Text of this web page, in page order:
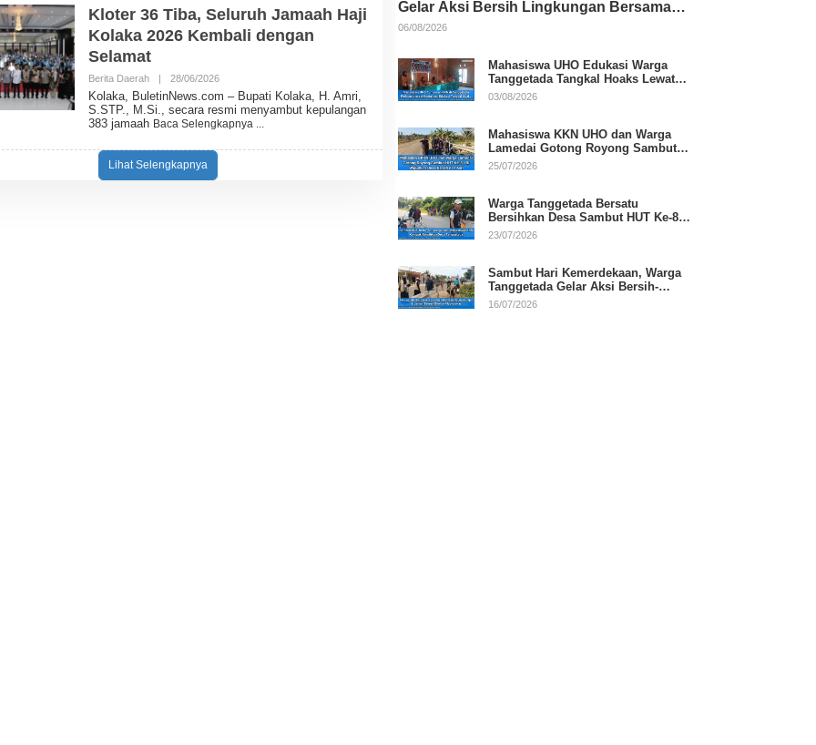
T
I
W
S
Kloter 36 Tiba, Seluruh Jamaah Haji
Kolaka 2026 Kembali dengan
Selamat
Berita Daerah | 28/06/2026O
E
H
B
Kolaka, BuletinNews.com – Bupati Kolaka, H. Amri,
S.STP., M.Si., secara resmi menyambut kepulangan
383 jamaah Baca Selengkapnya
Lihat Selengkapnya
Gelar Aksi Bersih Lingkungan Bersama
TNI-Polri
06/08/2026
Mahasiswa UHO Edukasi Warga
Tanggetada Tangkal Hoaks Lewat
Program Literasi
03/08/2026
Mahasiswa KKN UHO dan Warga
Lamedai Gotong Royong Sambut
HUT Ke-81 RI
25/07/2026
Warga Tanggetada Bersatu
Bersihkan Desa Sambut HUT Ke-81
RI
23/07/2026
Sambut Hari Kemerdekaan, Warga
Tanggetada Gelar Aksi Bersih-
Bersih Desa
16/07/2026